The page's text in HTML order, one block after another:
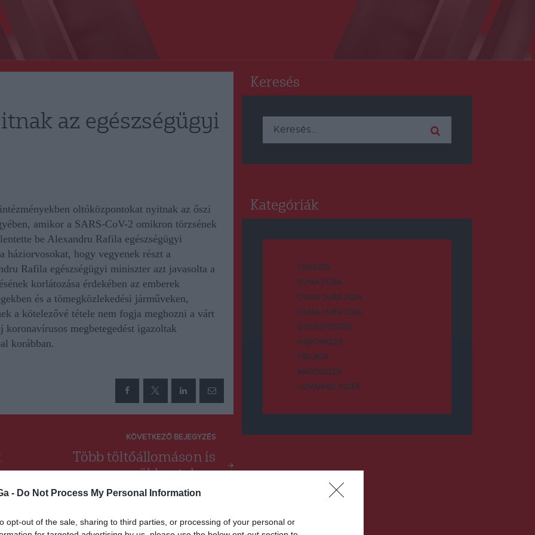
- Do Not Process My Personal Information
opt-out of the sale, sharing to third parties, or processing of your personal or
az egészségügyi
oltóközpontokat nyitnak az őszi
amikor a SARS-CoV-2 omikron törzsének
be Alexandru Rafila egészségügyi
háziorvosokat, hogy vegyenek részt a
Rafila egészségügyi miniszter azt javasolta a
korlátozása érdekében az emberek
és a tömegközlekedési járműveken,
a kötelezővé tétele nem fogja meghozni a várt
megbetegedést igazoltak
korábban.
KÖVETKEZŐ BEJEGYZÉS
Több töltőállomáson is
csökkentek az
üzemanyagárak
Keresés
Keresés:
Kategóriák
CSÍKSZÉK
DUMA DUBA
DUMA DUBA 2024
DUMA DUBA 2026
GYERGYÓSZÉK
HÁROMSZÉK
HÍRLISTA
MAROSSZÉK
UDVARHELYSZÉK